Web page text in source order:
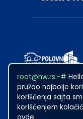
root@hw.rs:~#
pružao najbolje
korišćenja sajta
korišćenjem